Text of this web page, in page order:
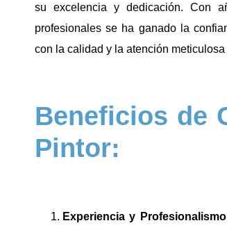
su excelencia y dedicación. Con
profesionales se ha ganado la
con la calidad y la atención
Beneficios de
Pintor:
Experiencia y